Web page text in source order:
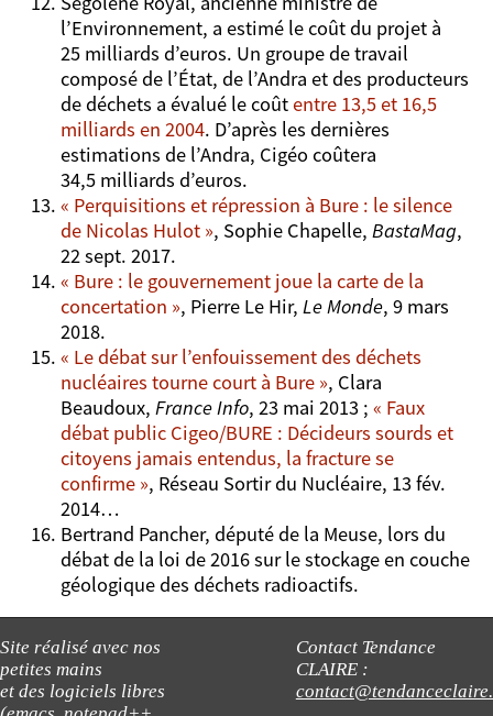
l’Environnement, a estimé le coût du projet à
25 milliards d’euros. Un groupe de travail
composé de l’État, de l’Andra et des producteurs
de déchets a évalué le coûtentre 13,5 et 16,5
milliards en 2004. D’après les dernières
estimations de l’Andra, Cigéo coûtera
34,5 milliards d’euros.
« Perquisitions et répression à Bure : le silence
de Nicolas Hulot », Sophie Chapelle, BastaMag,
22 sept. 2017.
« Bure : le gouvernement joue la carte de la
concertation », Pierre Le Hir, Le Monde, 9 mars
2018.
« Le débat sur l’enfouissement des déchets
nucléaires tourne court à Bure », Clara
Beaudoux, France Info, 23 mai 2013 ; « Faux
débat public Cigeo/BURE : Décideurs sourds et
citoyens jamais entendus, la fracture se
confirme », Réseau Sortir du Nucléaire, 13 fév.
2014…
Bertrand Pancher, député de la Meuse, lors du
débat de la loi de 2016 sur le stockage en couche
géologique des déchets radioactifs.
Site réalisé avec nos
petites mains
et des logiciels libres
Contact Tendance
CLAIRE :